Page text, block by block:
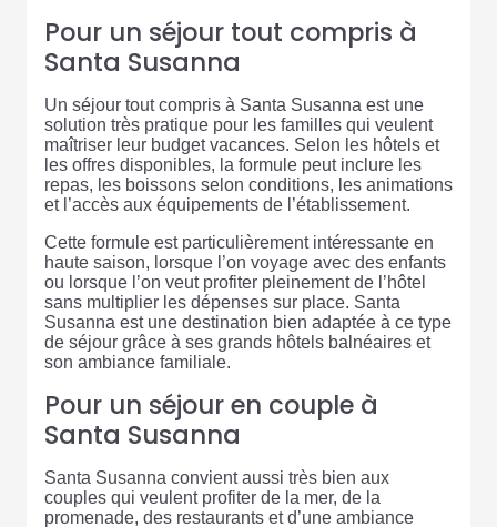
Pour un séjour tout compris à
Santa Susanna
Un séjour tout compris à Santa Susanna est une
solution très pratique pour les familles qui veulent
maîtriser leur budget vacances. Selon les hôtels et
les offres disponibles, la formule peut inclure les
repas, les boissons selon conditions, les animations
et l’accès aux équipements de l’établissement.
Cette formule est particulièrement intéressante en
haute saison, lorsque l’on voyage avec des enfants
ou lorsque l’on veut profiter pleinement de l’hôtel
sans multiplier les dépenses sur place. Santa
Susanna est une destination bien adaptée à ce type
de séjour grâce à ses grands hôtels balnéaires et
son ambiance familiale.
Pour un séjour en couple à
Santa Susanna
Santa Susanna convient aussi très bien aux
couples qui veulent profiter de la mer, de la
promenade, des restaurants et d’une ambiance